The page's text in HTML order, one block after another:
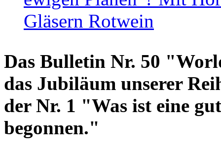
Gläsern Rotwein
Das Bulletin Nr. 50
das Jubiläum unserer
der Nr. 1 "Was ist eine
begonnen."